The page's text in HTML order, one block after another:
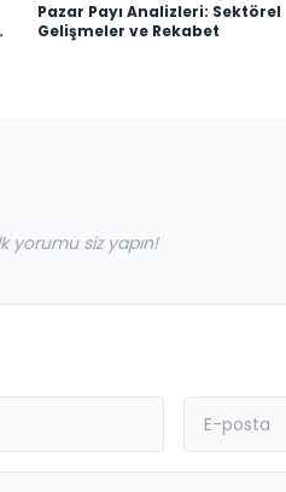
Pazar Payı Analizleri: Sektörel
Gelişmeler ve Rekabet
yorumu siz yapın!